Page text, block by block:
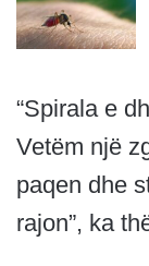
“Spirala e
Vetëm një
paqen dhe
rajon”, ka